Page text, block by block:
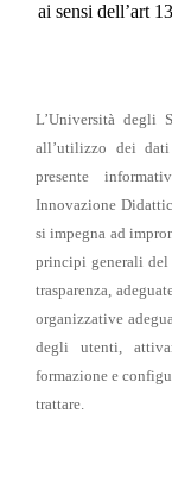
ai sensi dell’art
L’Università degli
all’utilizzo dei
presente
Innovazione
si impegna ad
principi generali del
trasparenza,
organizzative
degli utenti,
formazione e
trattare.